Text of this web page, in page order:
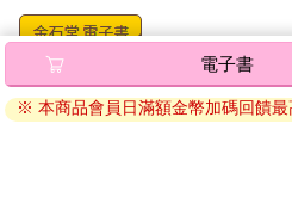
如果你是評論家，可以選擇法學家
者，可以選擇經濟學家的立場；如
己，我建議你選擇商人的立場——
為「我的損失最大」。
將儲存於會員中心→電子書服
閱讀直接開啟閱讀。
線上閱讀：
電子書
※ 本商品會員日滿額金幣加碼回饋最